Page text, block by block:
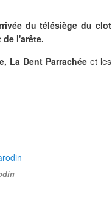
du télésiège du clot
l'arête.
La Dent Parrachée et les